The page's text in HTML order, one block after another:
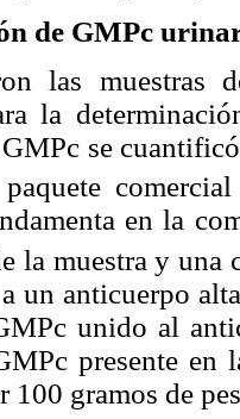
de GMPc
las muestras
la
se
comercial
en la
la muestra y
un anticuerpo
unido al
presente en
100 gramos de